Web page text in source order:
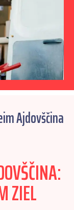
Ajdovščina
ZIEL